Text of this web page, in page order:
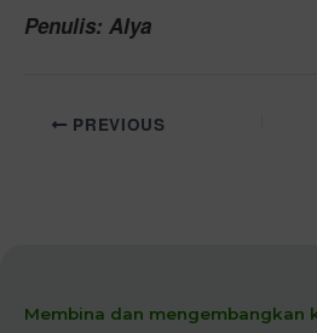
Penulis: Alya
PREVIOUS
Membina dan mengembangkan